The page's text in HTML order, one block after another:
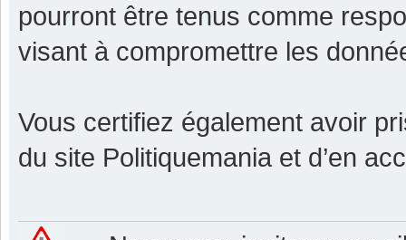
pourront être tenus comme
visant à compromettre les
Vous certifiez également avoir
du site Politiquemania et d’en